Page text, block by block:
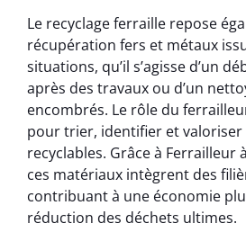
Le recyclage ferraille repose
récupération fers et métaux
situations, qu’il s’agisse d’un
après des travaux ou d’un
encombrés. Le rôle du
pour trier, identifier et valoriser
recyclables. Grâce à Ferrailleur
ces matériaux intègrent des
contribuant à une économie
réduction des déchets ultimes.